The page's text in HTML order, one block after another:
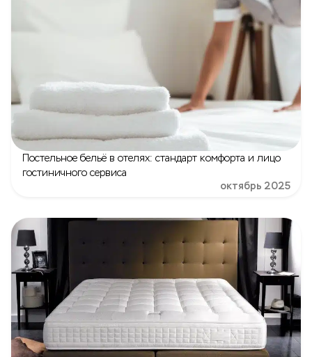
Постельное бельё в отелях: стандарт комфорта и лицо
гостиничного сервиса
октябрь 2025